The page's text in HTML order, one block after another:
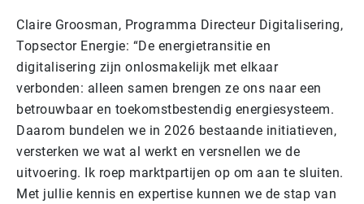
Claire Groosman, Programma Directeur Digitalisering,
Topsector Energie: “De energietransitie en
digitalisering zijn onlosmakelijk met elkaar
verbonden: alleen samen brengen ze ons naar een
betrouwbaar en toekomstbestendig energiesysteem.
Daarom bundelen we in 2026 bestaande initiatieven,
versterken we wat al werkt en versnellen we de
uitvoering. Ik roep marktpartijen op om aan te sluiten.
Met jullie kennis en expertise kunnen we de stap van